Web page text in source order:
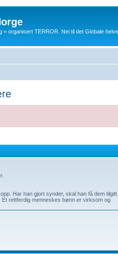
organisert TERROR. Nei til det Globale
Har han gjort synder, skal han få dem tilgitt.
rettferdig menneskes bønn er virksom og